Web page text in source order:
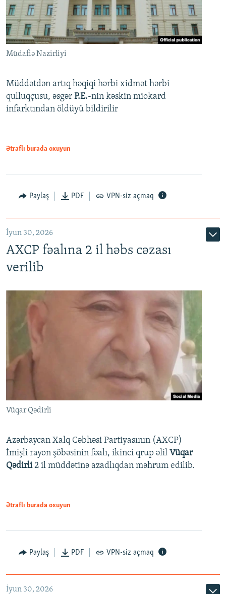
Müdafiə Nazirliyi
Müddətdən artıq həqiqi hərbi xidmət hərbi
qulluqçusu, əsgər P.E.-nin kəskin miokard
infarktından öldüyü bildirilir
Ətraflı burada oxuyun
Paylaş PDF VPN-siz açmaq
İyun 30, 2026
AXCP fəalına 2 il həbs cəzası
verilib
Vüqar Qədirli
Azərbaycan Xalq Cəbhəsi Partiyasının (AXCP)
İmişli rayon şöbəsinin fəalı, ikinci qrup əlil Vüqar
Qədirli2 il müddətinə azadlıqdan məhrum edilib.
Ətraflı burada oxuyun
Paylaş PDF VPN-siz açmaq
İyun 30, 2026